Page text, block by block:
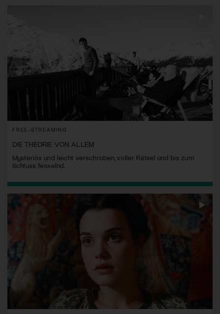
FREE-STREAMING
DIE THEORIE VON ALLEM
Mysteriös und leicht verschroben, voller Rätsel und bis zum
Schluss fesselnd.